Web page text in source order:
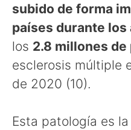
subido de forma
países durante los
los 2.8 millones de
esclerosis múltiple
de 2020 (10).
Esta patología es